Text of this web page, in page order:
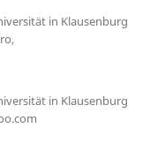
in Klausenburg
in Klausenburg